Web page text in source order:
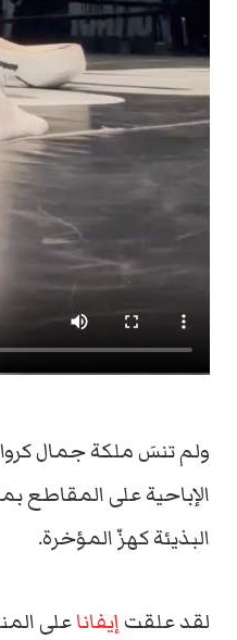
ولم تنسَ ملكة جمال
الإباحية على المقاطع
البذيئة كهزّ المؤخرة.
لقد علقتإيفاناعلى